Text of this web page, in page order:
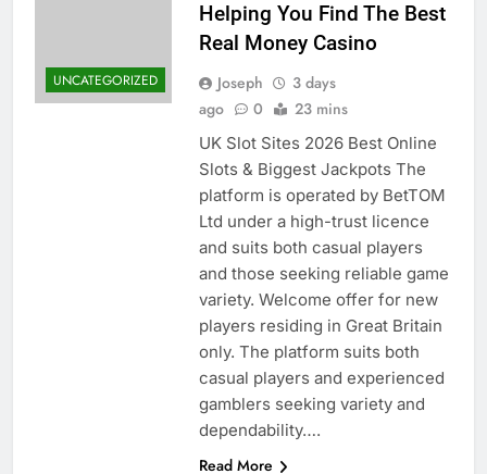
UNCATEGORIZED
Helping You Find The Best
Real Money Casino
Joseph
3 days
ago
0 23 mins
UK Slot Sites 2026 Best Online
Slots & Biggest Jackpots The
platform is operated by BetTOM
Ltd under a high-trust licence
and suits both casual players
and those seeking reliable game
variety. Welcome offer for new
players residing in Great Britain
only. The platform suits both
casual players and experienced
gamblers seeking variety and
dependability….
Read More